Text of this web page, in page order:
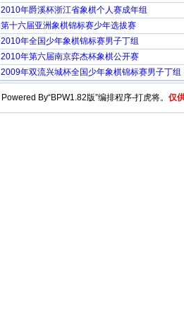
2010年爵溪杯浙江省象棋个人赛成年组
第十六届亚洲象棋锦标赛少年选拔赛
2010年全国少年象棋锦标赛男子丁组
2010年第六届南京弈杰杯象棋公开赛
2009年双流兴城杯全国少年象棋锦标赛男子丁组
Powered By“BPW1.82版”编排程序-打虎将。 仅